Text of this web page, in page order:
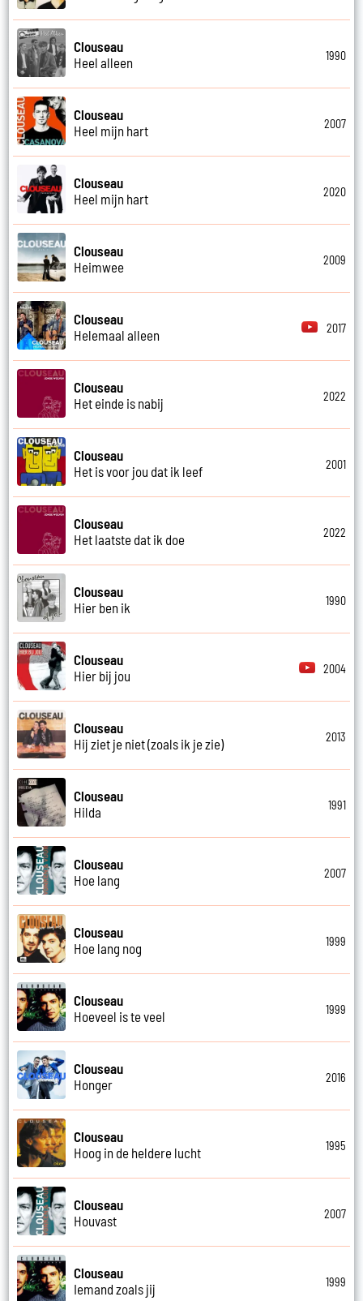
Clouseau
Heel alleen
1990
Clouseau
Heel mijn hart
2007
Clouseau
Heel mijn hart
2020
Clouseau
Heimwee
2009
Clouseau
Helemaal alleen
2017
Clouseau
Het einde is nabij
2022
Clouseau
Het is voor jou dat ik leef
2001
Clouseau
Het laatste dat ik doe
2022
Clouseau
Hier ben ik
1990
Clouseau
Hier bij jou
2004
Clouseau
Hij ziet je niet (zoals ik je zie)
2013
Clouseau
Hilda
1991
Clouseau
Hoe lang
2007
Clouseau
Hoe lang nog
1999
Clouseau
Hoeveel is te veel
1999
Clouseau
Honger
2016
Clouseau
Hoog in de heldere lucht
1995
Clouseau
Houvast
2007
Clouseau
Iemand zoals jij
1999